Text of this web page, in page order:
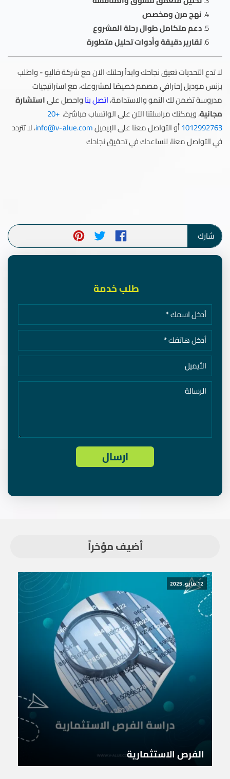
نهج مرن ومخصص
دعم متكامل طوال رحلة المشروع
تقارير دقيقة وأدوات تحليل متطورة
لا تدع التحديات تعيق نجاحك وابدأ رحلتك الان مع شركة فاليو - واطلب
بزنس موديل إحترافي مصمم خصيصًا لمشروعك، مع استراتيجيات
مدروسة تضمن لك النمو والاستدامة،اتصل بناواحصل علىاستشارة
مجانية، ويمكنك مراسلتنا الآن على الواتساب مباشرة، +20
1012992763أو التواصل معنا على الإيميلinfo@v-alue.com، لا تتردد
في التواصل معنا، لنساعدك في تحقيق نجاحك
شارك
طلب خدمة
أضيف مؤخراً
12 مايو، 2025
الفرص الاستثمارية